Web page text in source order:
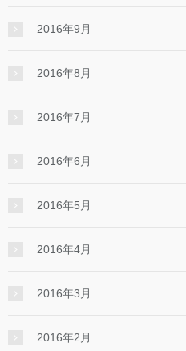
2016年9月
2016年8月
2016年7月
2016年6月
2016年5月
2016年4月
2016年3月
2016年2月